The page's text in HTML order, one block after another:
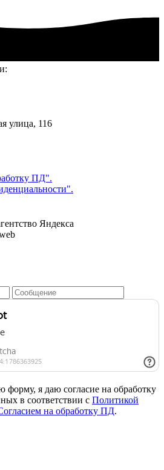
улица, 116
ПД".
форму, я даю согласие на обработку
в соответствии с Политикой
на обработку ПД.